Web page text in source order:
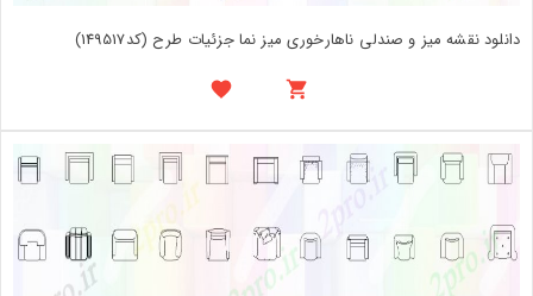
دانلود نقشه میز و صندلی ناهارخوری میز نما جزئیات طرح (کد149517)